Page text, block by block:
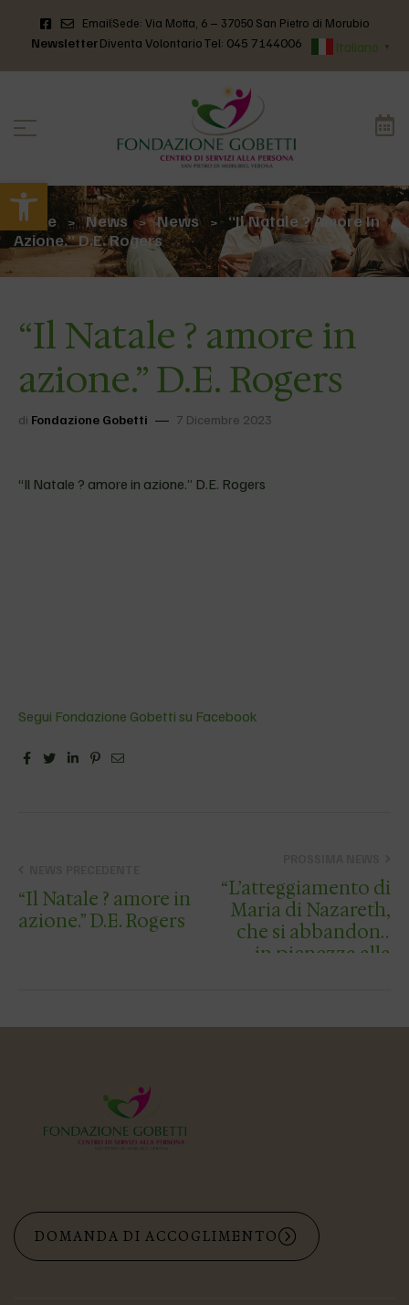
Apri la barra degli strumenti
EmailSede: Via Motta, 6 – 37050 San Pietro di Morubio
NewsletterDiventa VolontarioTel: 045 7144006 Italiano ▼
Home > News > News >
“Il Natale ? Amore In
Azione.” D.E. Rogers
“Il Natale ? amore in
azione.” D.E. Rogers
di Fondazione Gobetti 7 Dicembre 2023
“Il Natale ? amore in azione.” D.E. Rogers
Segui Fondazione Gobetti su Facebook
FacebookTwitterLinkedinPinterest
Email
“Il Natale ? amore in
azione.” D.E. Rogers
“L’atteggiamento di
Maria di Nazareth,
che si abbandona
in pienezza alla
DOMANDA DI ACCOGLIMENTO